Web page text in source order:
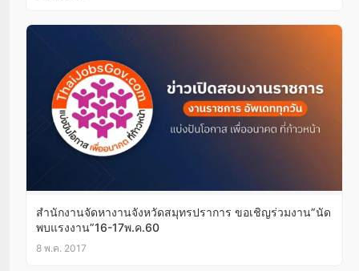
สำนักงานจัดหางานจังหวัดสมุทรปราการ ขอเชิญร่วมงาน”นัด
พบแรงงาน”16-17พ.ค.60
8 พ.ค. 2017